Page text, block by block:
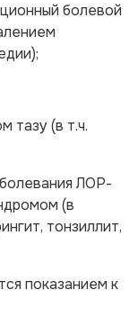
болевой
тазу (в т.ч.
ЛОР-
(в
тонзиллит,
показанием к